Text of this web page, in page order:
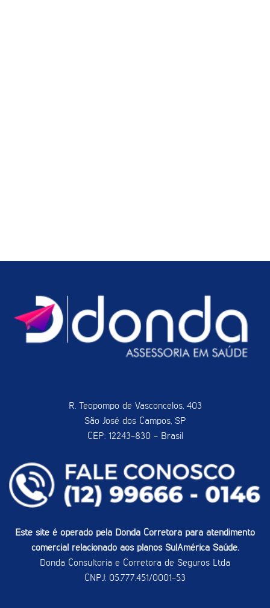
R. Teopompo de Vasconcelos, 403
São José dos Campos, SP
CEP: 12243-830 - Brasil
Este site é operado pela Donda Corretora para atendimento
comercial relacionado aos planos SulAmérica Saúde.
Donda Consultoria e Corretora de Seguros Ltda
CNPJ: 05.777.451/0001-53